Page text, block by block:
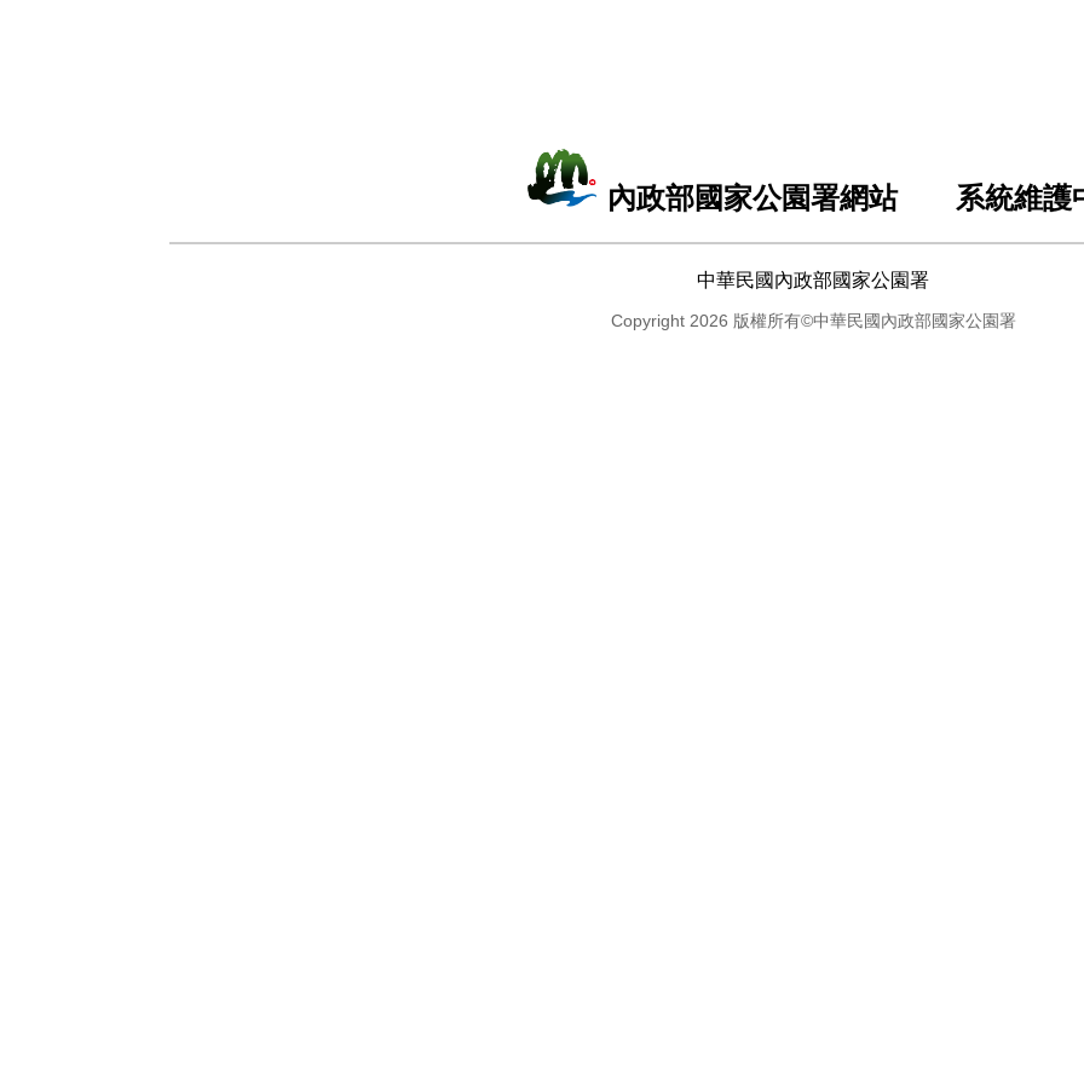
內政部國家公園署網站 系統維護
中華民國內政部國家公園署
Copyright 2026 版權所有©中華民國內政部國家公園署